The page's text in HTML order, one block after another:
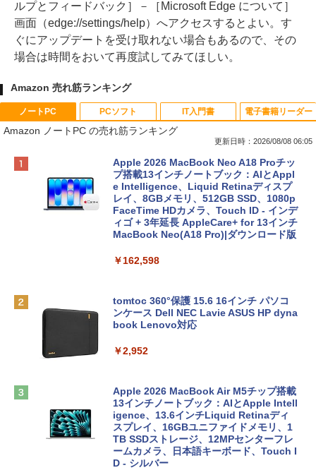
ルプとフィードバック］－［Microsoft Edge について］
画面（edge://settings/help）へアクセスするとよい。す
ぐにアップデートを受け取れない場合もあるので、その
場合は時間をおいて再度試してみてほしい。
Amazon 売れ筋ランキング
ノートPC
Amazon ノートPC の売れ筋ランキング
更新日時：2026/08/08 06:05
Apple 2026 MacBook Neo A18 Proチッ
プ搭載13インチノートブック：AIとAppl
e Intelligence、Liquid Retinaディスプ
レイ、8GBメモリ、512GB SSD、1080p
FaceTime HDカメラ、Touch ID - インデ
ィゴ + 3年延長 AppleCare+ for 13インチ
MacBook Neo(A18 Pro)|ダウンロード版
￥162,598
tomtoc 360°保護 15.6 16インチ パソコ
ンケース Dell NEC Lavie ASUS HP dyna
book Lenovo対応
￥2,952
Apple 2026 MacBook Air M5チップ搭載
13インチノートブック：AIとApple Intell
igence、13.6インチLiquid Retinaディ
スプレイ、16GBユニファイドメモリ、1
TB SSDストレージ、12MPセンターフレ
ームカメラ、日本語キーボード、Touch I
D - シルバー
PCソフト IT入門書 電子書籍リーダー